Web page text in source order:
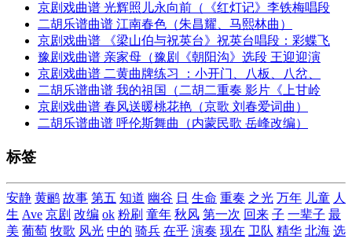
京剧戏曲谱 光辉照儿永向前（《红灯记》李铁梅唱段
二胡乐谱曲谱 江南春色（朱昌耀、马熙林曲）
京剧戏曲谱 《梁山伯与祝英台》祝英台唱段：彩蝶飞
豫剧戏曲谱 亲家母（豫剧《朝阳沟》选段 王迎迎演
京剧戏曲谱 二黄曲牌练习 ：小开门、八板、八岔、
二胡乐谱曲谱 我的祖国（二胡二重奏 影片《上甘岭
京剧戏曲谱 春风送暖桃花艳（京歌 刘春爱词曲）
二胡乐谱曲谱 呼伦斯舞曲（内蒙民歌 岳峰改编）
标签
安静 黄鹂 故事 第五 知道 幽谷 日 生命 重奏 之光 万年 儿童 人
生 Ave 京剧 改编 ok 粉刷 童年 秋风 第一次 回来 子 一辈子 最
美 葡萄 牧歌 风光 中的 骑兵 在乎 演奏 现在 卫队 精华 北海 选